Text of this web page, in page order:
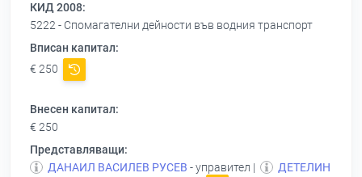
КИД 2008:
5222 - Спомагателни дейности във водния транспорт
Вписан капитал:
€ 250
Внесен капитал:
€ 250
Представляващи:
ДАНАИЛ ВАСИЛЕВ РУСЕВ - управител |
ДЕТЕЛИН